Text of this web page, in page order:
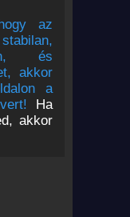
az
és
akkor
a
Ha
akkor